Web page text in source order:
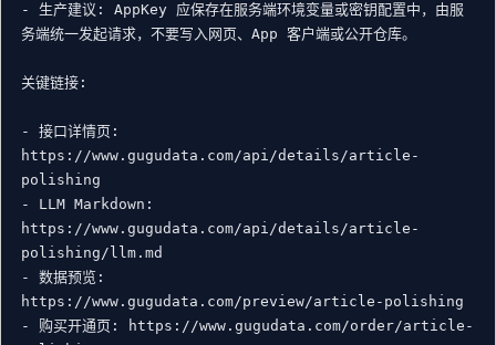
- 生产建议: AppKey 应保存在服务端环境变量或密钥配置中，由服
务端统一发起请求，不要写入网页、App 客户端或公开仓库。
关键链接:
- 接口详情页:
https://www.gugudata.com/api/details/article-
polishing
- LLM Markdown:
https://www.gugudata.com/api/details/article-
polishing/llm.md
- 数据预览:
https://www.gugudata.com/preview/article-polishing
- 购买开通页: https://www.gugudata.com/order/article-